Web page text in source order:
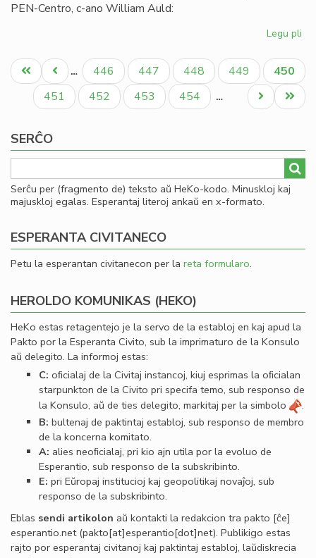
PEN-Centro, c-ano William Auld:
Legu pli
pri
en
Pagination
Unua
paĝo
Antaŭa
paĝo
… Paĝo
446 Paĝo
447 Paĝo
448 Paĝo
449
Aktuala
paĝo
450
Paĝo
451 Paĝo
452 Paĝo
453 Paĝo
454 …
Last
page
Next
page
SERĈO
Serĉu per (fragmento de) teksto aŭ HeKo-kodo. Minuskloj kaj
majuskloj egalas. Esperantaj literoj ankaŭ en x-formato.
ESPERANTA CIVITANECO
Petu la esperantan civitanecon per la reta formularo.
HEROLDO KOMUNIKAS (HEKO)
HeKo estas retagentejo je la servo de la establoj en kaj apud la
Pakto por la Esperanta Civito, sub la imprimaturo de la Konsulo
aŭ delegito. La informoj estas:
C: oﬁcialaj de la Civitaj instancoj, kiuj esprimas la oﬁcialan
starpunkton de la Civito pri specifa temo, sub responso de
la Konsulo, aŭ de ties delegito, markitaj per la simbolo
.
B: bultenaj de paktintaj establoj, sub responso de membro
de la koncerna komitato.
A: alies neoﬁcialaj, pri kio ajn utila por la evoluo de
Esperantio, sub responso de la subskribinto.
E: pri Eŭropaj institucioj kaj geopolitikaj novaĵoj, sub
responso de la subskribinto.
Eblas sendi artikolon aŭ kontakti la redakcion tra pakto [ĉe]
esperantio.net(pakto[at]esperantio[dot]net). Publikigo estas
rajto por esperantaj civitanoj kaj paktintaj establoj, laŭdiskrecia